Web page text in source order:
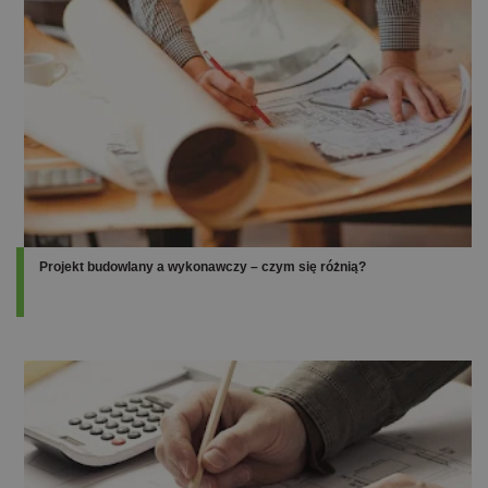
Projekt budowlany a wykonawczy – czym się różnią?